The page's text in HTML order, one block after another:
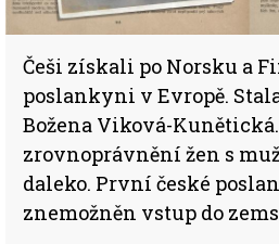
Češi získali po Norsku a
poslankyni v Evropě.
Božena Viková-
zrovnoprávnění žen s
daleko. První české
znemožněn vstup do